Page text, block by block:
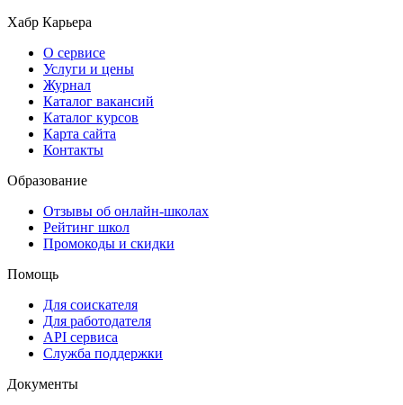
Хабр Карьера
О сервисе
Услуги и цены
Журнал
Каталог вакансий
Каталог курсов
Карта сайта
Контакты
Образование
Отзывы об онлайн-школах
Рейтинг школ
Промокоды и скидки
Помощь
Для соискателя
Для работодателя
API сервиса
Служба поддержки
Документы